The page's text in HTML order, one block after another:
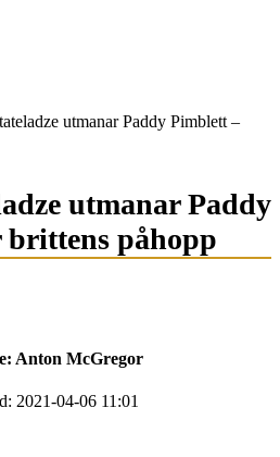
utmanar Paddy Pimblett –
utmanar Paddy
brittens påhopp
Anton McGregor
2021-04-06 11:01